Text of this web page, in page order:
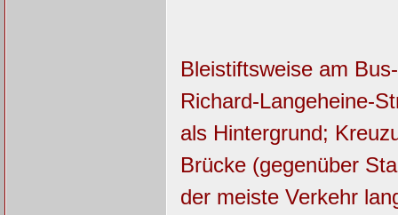
Bleistiftsweise am
Richard-Langeheine-
als Hintergrund;
Brücke (gegenüber
der meiste Verkehr